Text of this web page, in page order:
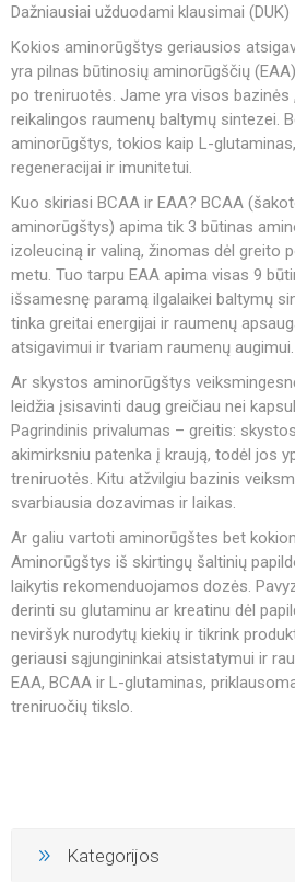
Dažniausiai užduodami klausimai (DUK)
Kokios aminorūgštys geriausios
yra pilnas būtinosių aminorūgščių
po treniruotės. Jame yra visos bazinės
reikalingos raumenų baltymų sintezei.
aminorūgštys, tokios kaip L-
regeneracijai ir imunitetui.
Kuo skiriasi BCAA ir EAA? BCAA
aminorūgštys) apima tik 3 būtinas
izoleuciną ir valiną, žinomas dėl greito
metu. Tuo tarpu EAA apima visas 9
išsamesnę paramą ilgalaikei baltymų
tinka greitai energijai ir raumenų
atsigavimui ir tvariam raumenų augimui.
Ar skystos aminorūgštys
leidžia įsisavinti daug greičiau nei
Pagrindinis privalumas – greitis:
akimirksniu patenka į kraują, todėl jos
treniruotės. Kitu atžvilgiu bazinis
svarbiausia dozavimas ir laikas.
Ar galiu vartoti aminorūgštes bet
Aminorūgštys iš skirtingų šaltinių
laikytis rekomenduojamos dozės.
derinti su glutaminu ar kreatinu dėl
neviršyk nurodytų kiekių ir tikrink
geriausi sąjungininkai atsistatymui ir
EAA, BCAA ir L-glutaminas,
treniruočių tikslo.
Kategorijos